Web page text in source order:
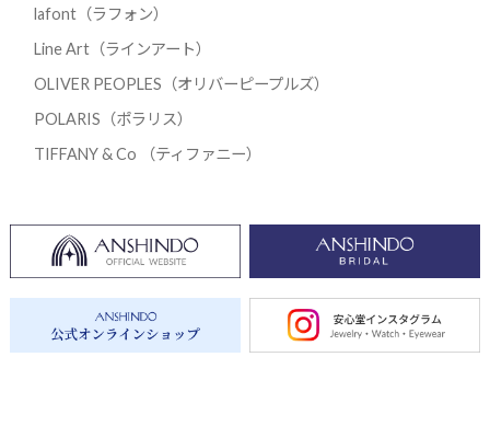
lafont（ラフォン）
Line Art（ラインアート）
OLIVER PEOPLES（オリバーピープルズ）
POLARIS（ポラリス）
TIFFANY & Co （ティファニー）